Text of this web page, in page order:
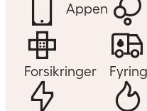
Appen
Forsikringer